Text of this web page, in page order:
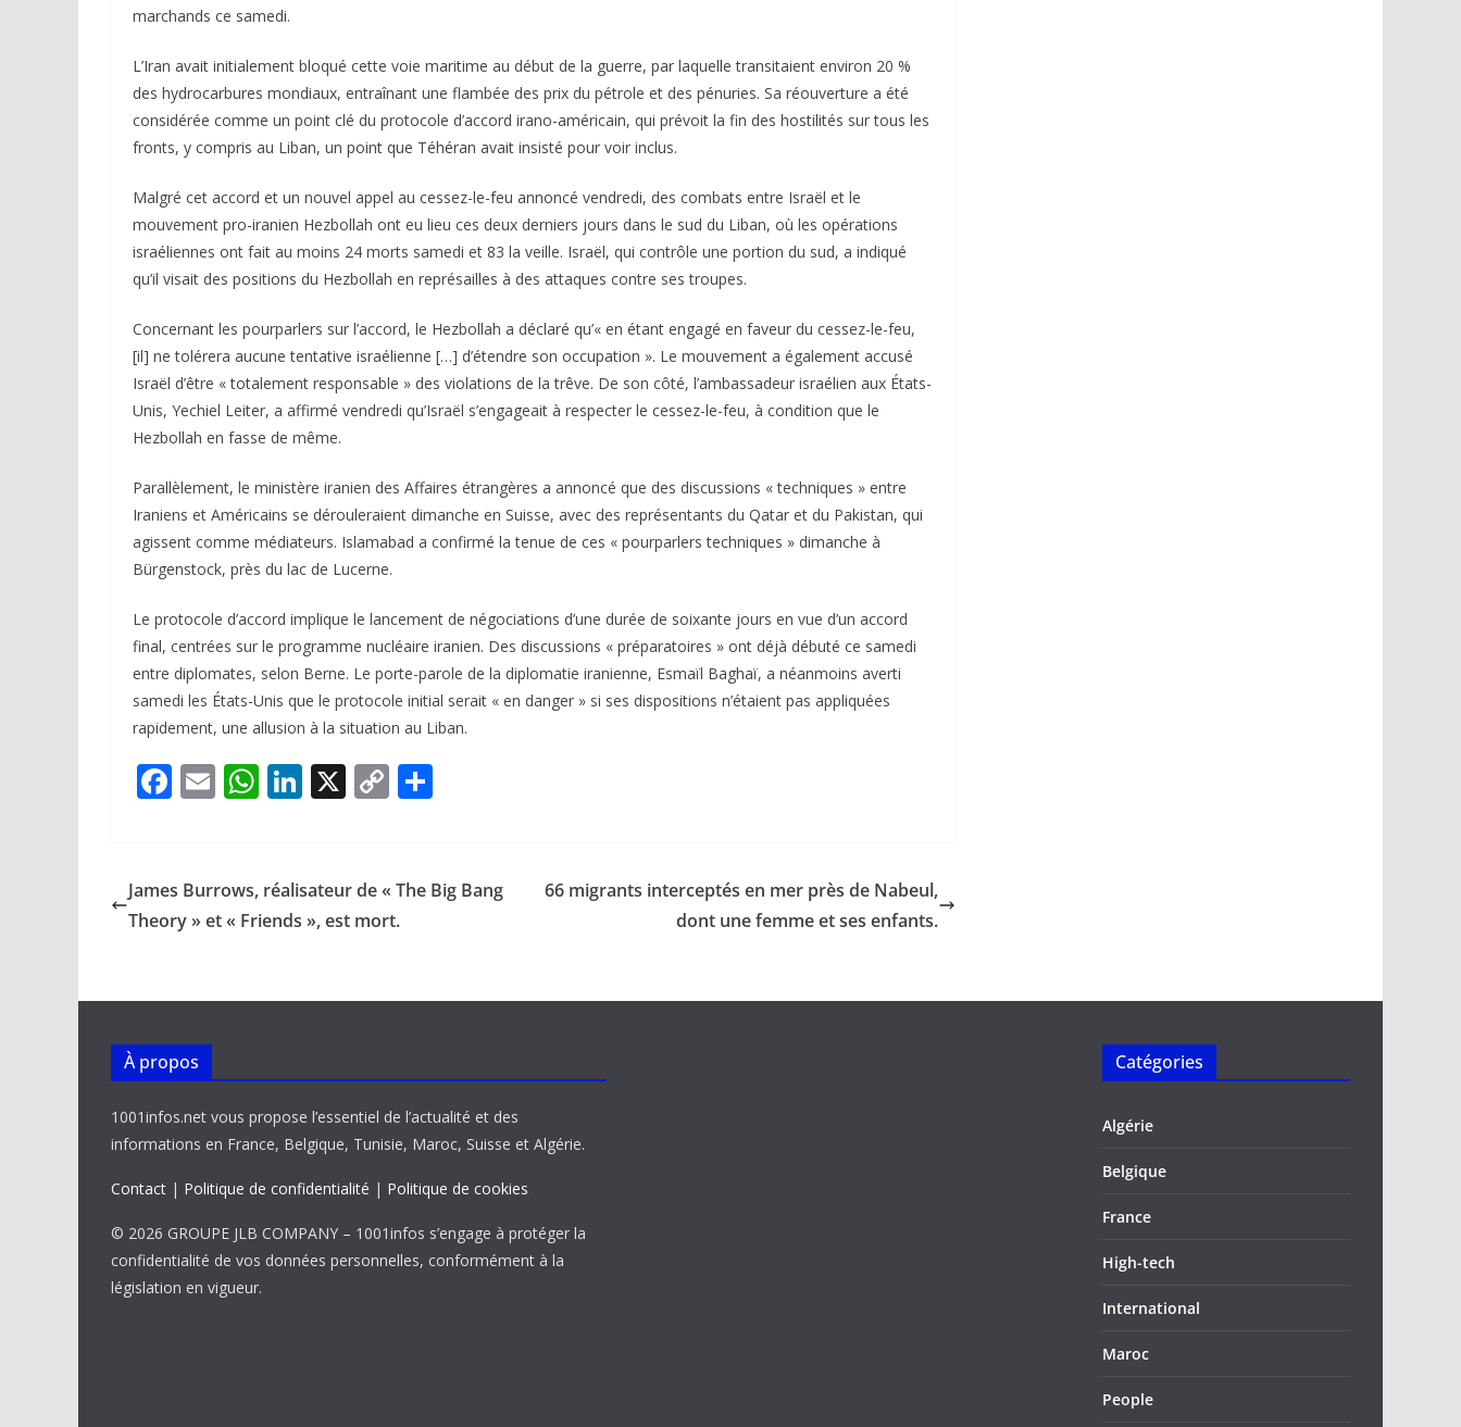
marchands ce samedi.
L’Iran avait initialement bloqué cette voie maritime au début de la guerre, par laquelle transitaient environ 20 %
des hydrocarbures mondiaux, entraînant une flambée des prix du pétrole et des pénuries. Sa réouverture a été
considérée comme un point clé du protocole d’accord irano-américain, qui prévoit la fin des hostilités sur tous les
fronts, y compris au Liban, un point que Téhéran avait insisté pour voir inclus.
Malgré cet accord et un nouvel appel au cessez-le-feu annoncé vendredi, des combats entre Israël et le
mouvement pro-iranien Hezbollah ont eu lieu ces deux derniers jours dans le sud du Liban, où les opérations
israéliennes ont fait au moins 24 morts samedi et 83 la veille. Israël, qui contrôle une portion du sud, a indiqué
qu’il visait des positions du Hezbollah en représailles à des attaques contre ses troupes.
Concernant les pourparlers sur l’accord, le Hezbollah a déclaré qu’« en étant engagé en faveur du cessez-le-feu,
[il] ne tolérera aucune tentative israélienne […] d’étendre son occupation ». Le mouvement a également accusé
Israël d’être « totalement responsable » des violations de la trêve. De son côté, l’ambassadeur israélien aux États-
Unis, Yechiel Leiter, a affirmé vendredi qu’Israël s’engageait à respecter le cessez-le-feu, à condition que le
Hezbollah en fasse de même.
Parallèlement, le ministère iranien des Affaires étrangères a annoncé que des discussions « techniques » entre
Iraniens et Américains se dérouleraient dimanche en Suisse, avec des représentants du Qatar et du Pakistan, qui
agissent comme médiateurs. Islamabad a confirmé la tenue de ces « pourparlers techniques » dimanche à
Bürgenstock, près du lac de Lucerne.
Le protocole d’accord implique le lancement de négociations d’une durée de soixante jours en vue d’un accord
final, centrées sur le programme nucléaire iranien. Des discussions « préparatoires » ont déjà débuté ce samedi
entre diplomates, selon Berne. Le porte-parole de la diplomatie iranienne, Esmaïl Baghaï, a néanmoins averti
samedi les États-Unis que le protocole initial serait « en danger » si ses dispositions n’étaient pas appliquées
rapidement, une allusion à la situation au Liban.
F
b
o
k
E
l
W
s
A
p
Li
e
dI
X C
y
Li
k
g
James Burrows, réalisateur de « The Big Bang
Theory » et « Friends », est mort.
66 migrants interceptés en mer près de Nabeul,
dont une femme et ses enfants.
À propos
1001infos.net vous propose l’essentiel de l’actualité et des
informations en France, Belgique, Tunisie, Maroc, Suisse et Algérie.
Contact | Politique de confidentialité | Politique de cookies
© 2026 GROUPE JLB COMPANY – 1001infos s’engage à protéger la
confidentialité de vos données personnelles, conformément à la
législation en vigueur.
Catégories
Algérie
Belgique
France
High-tech
International
Maroc
People